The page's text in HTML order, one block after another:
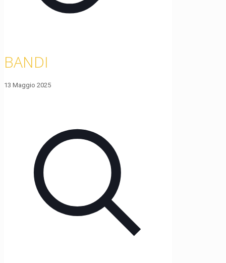
BANDI
13 Maggio 2025